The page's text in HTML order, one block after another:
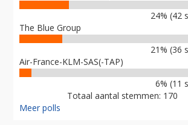
24% (42
The Blue Group
21% (36
Air-France-KLM-SAS(-TAP)
6% (11
Totaal aantal stemmen: 170
Meer polls